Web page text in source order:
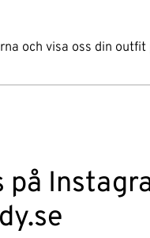
och visa oss din outfit
på